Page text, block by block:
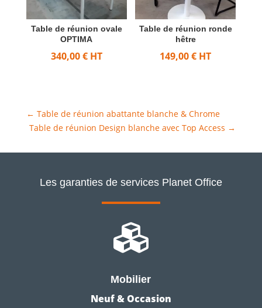
Table de réunion ovale
OPTIMA
340,00€ HT
Table de réunion ronde
hêtre
149,00€ HT
← Table de réunion abattante blanche & Chrome
Table de réunion Design blanche avec Top Access →
Les garanties de services Planet Office

Mobilier
Neuf & Occasion